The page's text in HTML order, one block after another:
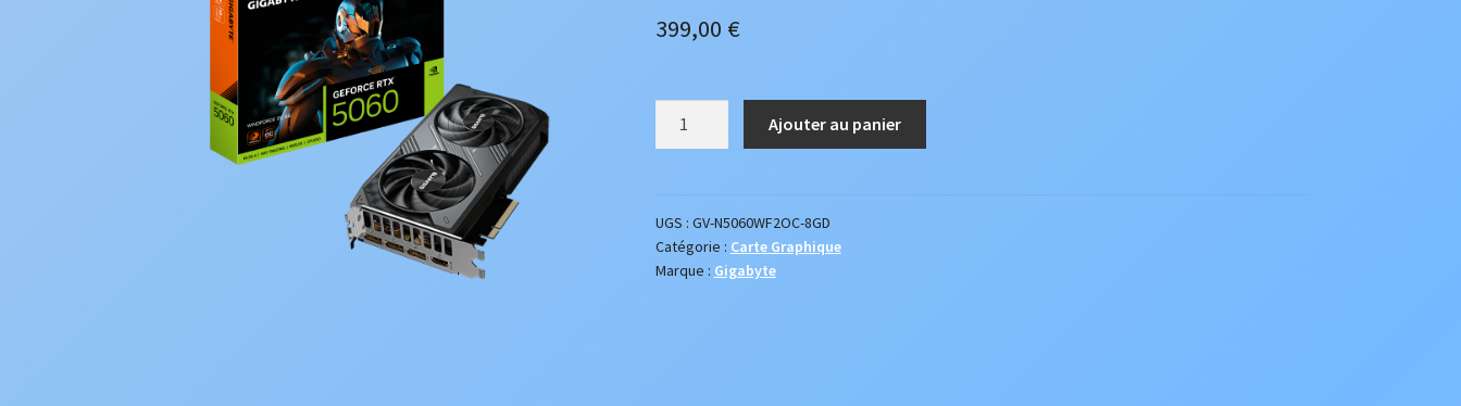
399,00 €
Gigabyte
GeForce
RTX
Ajouter au panier
UGS : GV-N5060WF2OC-8GD
Catégorie : Carte Graphique
Marque : Gigabyte